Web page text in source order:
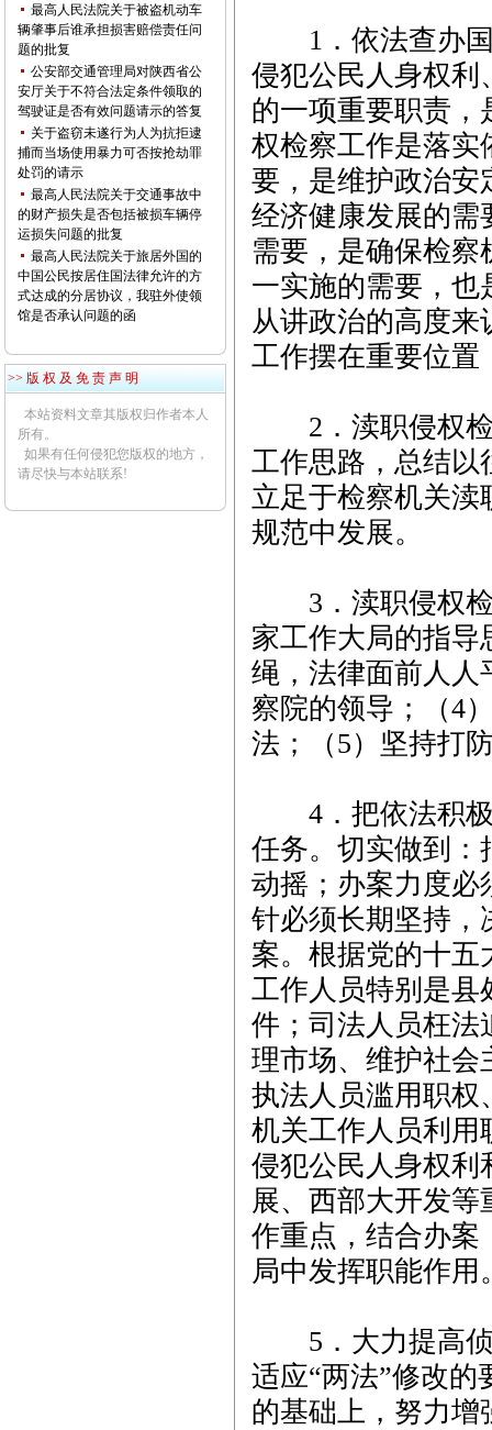
最高人民法院关于被盗机动车
辆肇事后谁承担损害赔偿责任问
题的批复
公安部交通管理局对陕西省公
安厅关于不符合法定条件领取的
驾驶证是否有效问题请示的答复
关于盗窃未遂行为人为抗拒逮
捕而当场使用暴力可否按抢劫罪
处罚的请示
最高人民法院关于交通事故中
的财产损失是否包括被损车辆停
运损失问题的批复
最高人民法院关于旅居外国的
中国公民按居住国法律允许的方
式达成的分居协议，我驻外使领
馆是否承认问题的函
>> 版 权 及 免 责 声 明
本站资料文章其版权归作者本人
所有。
如果有任何侵犯您版权的地方，
请尽快与本站联系!
1．依法查办国
侵犯公民人身权利
的一项重要职责，
权检察工作是落实
要，是维护政治安
经济健康发展的需
需要，是确保检
一实施的需要，也
从讲政治的高度
工作摆在重要位置
2．渎职侵权检
工作思路，总结以
立足于检察机关渎
规范中发展。
3．渎职侵权检
家工作大局的指导
绳，法律面前人人
察院的领导；（4
法；（5）坚持打
4．把依法积极
任务。切实做到：
动摇；办案力度必
针必须长期坚持，
案。根据党的十五
工作人员特别是县
件；司法人员枉法
理市场、维护社会
执法人员滥用职权
机关工作人员利用
侵犯公民人身权利
展、西部大开发
作重点，结合办案
局中发挥职能作用
5．大力提高侦
适应“两法”修改
的基础上，努力增